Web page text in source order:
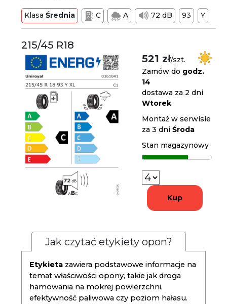
KlasaŚrednia C A 72 dB 93 Y
215/45 R18
521 zł/szt.
Zamów do godz.
14
dostawa za 2 dni
Wtorek
Montaż w serwisie
za 3 dniŚroda
Stan magazynowy
Kup
Jak czytać etykiety opon?
Etykieta zawiera podstawowe informacje na
temat właściwości opony, takie jak droga
hamowania na mokrej powierzchni,
efektywność paliwowa czy poziom hałasu.